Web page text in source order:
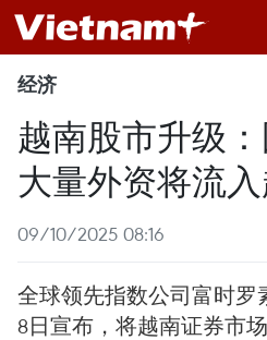
经济
越南股市升级
大量外资将流
09/10/2025 08:16
全球领先指数公司富时罗
8日宣布，将越南证券市